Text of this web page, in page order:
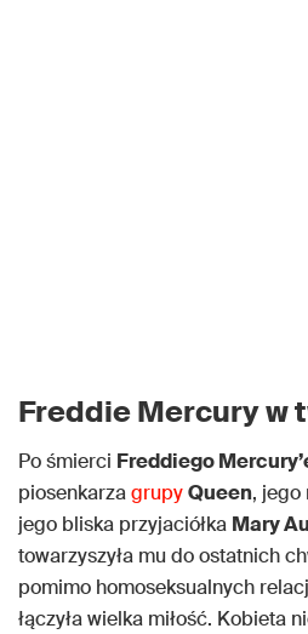
Freddie Mercury w
Po śmierci Freddiego
piosenkarzagrupyQueen, jego
jego bliska przyjaciółka Mary
towarzyszyła mu do ostatnich
pomimo homoseksualnych
łączyła wielka miłość. Kobieta